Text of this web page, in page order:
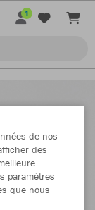
1
de nos
des
paramètres
que nous